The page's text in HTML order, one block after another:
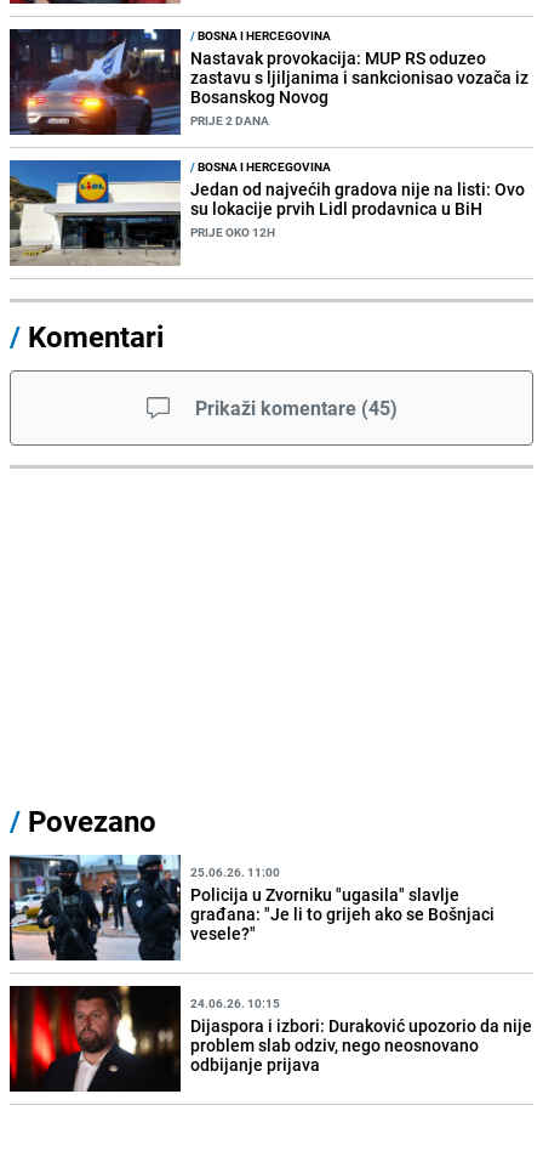
/BOSNA I HERCEGOVINA
Nastavak provokacija: MUP RS oduzeo
zastavu s ljiljanima i sankcionisao vozača iz
Bosanskog Novog
PRIJE 2 DANA
/BOSNA I HERCEGOVINA
Jedan od najvećih gradova nije na listi: Ovo
su lokacije prvih Lidl prodavnica u BiH
PRIJE OKO 12H
/ Komentari
Prikaži komentare (45)
/ Povezano
25.06.26. 11:00
Policija u Zvorniku "ugasila" slavlje
građana: "Je li to grijeh ako se Bošnjaci
vesele?"
24.06.26. 10:15
Dijaspora i izbori: Duraković upozorio da nije
problem slab odziv, nego neosnovano
odbijanje prijava